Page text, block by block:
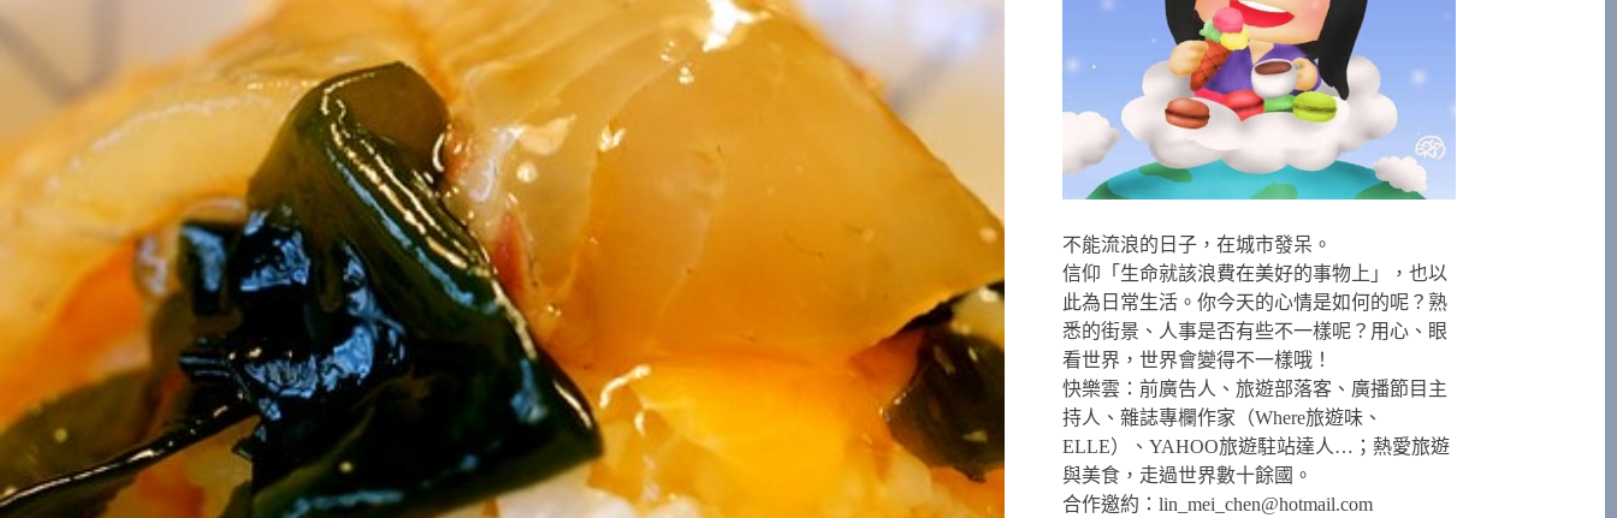
不能流浪的日子，在城市發呆。
信仰「生命就該浪費在美好的事物上」，也以
此為日常生活。你今天的心情是如何的呢？熟
悉的街景、人事是否有些不一樣呢？用心、眼
看世界，世界會變得不一樣哦！
快樂雲：前廣告人、旅遊部落客、廣播節目主
持人、雜誌專欄作家（Where旅遊味、
ELLE）、YAHOO旅遊駐站達人…；熱愛旅遊
與美食，走過世界數十餘國。
合作邀約：lin_mei_chen@hotmail.com